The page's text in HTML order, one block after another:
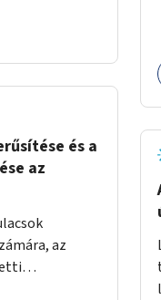
és a
az
az